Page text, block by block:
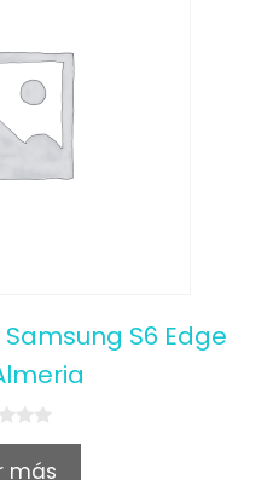
S6 Edge
más